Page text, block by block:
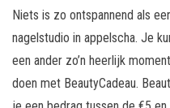
Niets is zo ontspannend als
nagelstudio in appelscha. Je
een ander zo’n heerlijk
doen met BeautyCadeau.